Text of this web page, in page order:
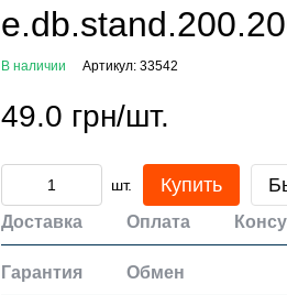
В наличии Артикул: 33542
49.0 грн/шт.
шт. Купить
Доставка Оплата
Гарантия Обмен